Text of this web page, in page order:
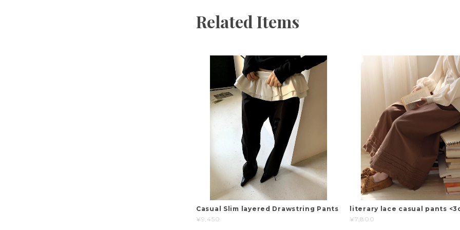
Related Items
Casual Slim layered Drawstring Pants
¥9,450
literary lace casual pants
¥7,800